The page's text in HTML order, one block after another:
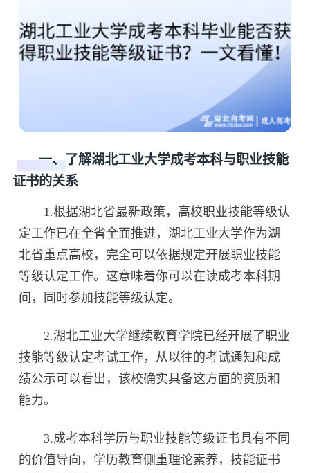
一、了解湖北工业大学成考本科与职业技能
证书的关系
1.根据湖北省最新政策，高校职业技能等级认
定工作已在全省全面推进，湖北工业大学作为湖
北省重点高校，完全可以依据规定开展职业技能
等级认定工作。这意味着你可以在读成考本科期
间，同时参加技能等级认定。
2.湖北工业大学继续教育学院已经开展了职业
技能等级认定考试工作，从以往的考试通知和成
绩公示可以看出，该校确实具备这方面的资质和
能力。
3.成考本科学历与职业技能等级证书具有不同
的价值导向，学历教育侧重理论素养，技能证书